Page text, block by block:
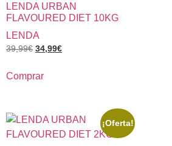
LENDA URBAN
FLAVOURED DIET 10KG
LENDA
39,99€ 34,99€
Comprar
¡Oferta!